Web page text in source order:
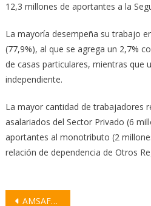
12,3 millones de aportantes a la
La mayoría desempeña su trabajo
(77,9%), al que se agrega un 2,7%
de casas particulares, mientras que
independiente.
La mayor cantidad de trabajadores
asalariados del Sector Privado (6
aportantes al monotributo (2
relación de dependencia de Otros
Navegación
AMSAFE resolvió rechazar la propuesta paritaria e irá a paro por 24 horas